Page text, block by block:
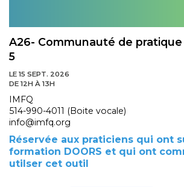
A26- Communauté de pratique
5
LE 15 SEPT. 2026
DE 12H À 13H
IMFQ
514-990-4011 (Boite vocale)
info@imfq.org
Réservée aux praticiens qui ont
formation DOORS et qui ont
utilser cet outil